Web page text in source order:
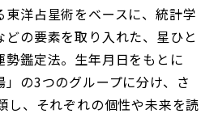
洋占星術をベースに、統計学
の要素を取り入れた、星ひと
鑑定法。生年月日をもとに
」の3つのグループに分け、さ
し、それぞれの個性や未来を読